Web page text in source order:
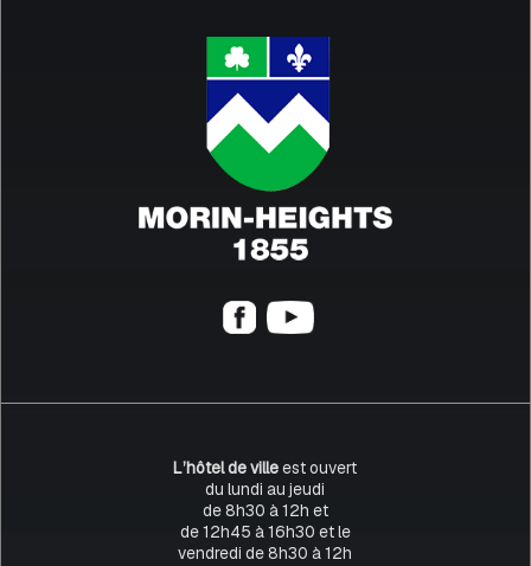
L’hôtel de villeest ouvert
du lundi au jeudi
de 8h30 à 12h et
de 12h45 à 16h30 et le
vendredi de 8h30 à 12h